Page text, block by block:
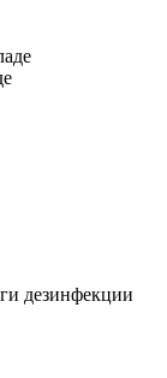
дезинфекции